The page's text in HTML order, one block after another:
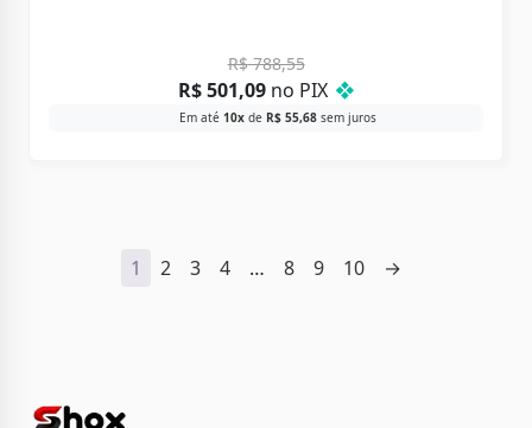
R$788,55
R$501,09no PIX ❖
Em até 10xde R$55,68sem juros
1 2 3 4 … 8 9 10 →